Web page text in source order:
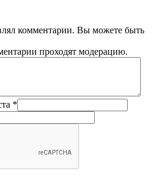
комментарии. Вы можете быть
проходят модерацию.
*